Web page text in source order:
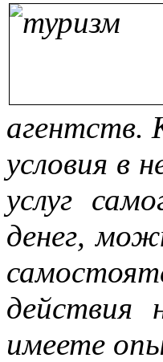
агентств.
условия в
услуг
денег,
действия
имеете